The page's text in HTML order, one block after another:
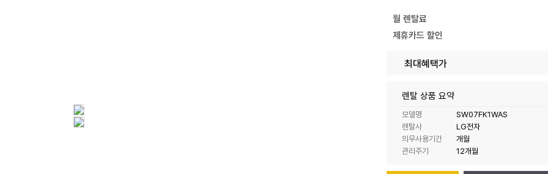
월 렌탈료
제휴카드 할인
최대혜택가
렌탈 상품 요약
모델명
SW07FK1WAS
렌탈사
LG전자
의무사용기간
개월
관리주기
12개월